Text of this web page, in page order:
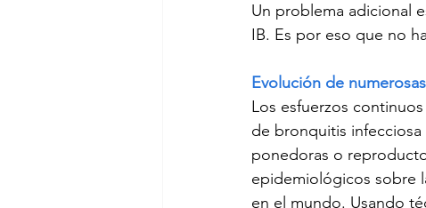
Un problema adicional
IB. Es por eso que no
Evolución de
Los esfuerzos
de bronquitis
ponedoras o
epidemiológicos sobre
en el mundo. Usando